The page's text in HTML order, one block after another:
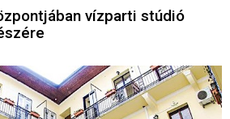
vízparti stúdió